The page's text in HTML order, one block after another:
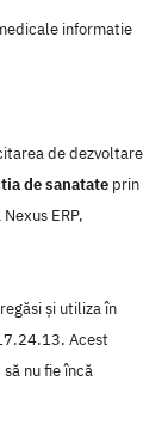
informatie
de dezvoltare
de sanatate prin
ERP,
şi utiliza în
Acest
nu fie încă